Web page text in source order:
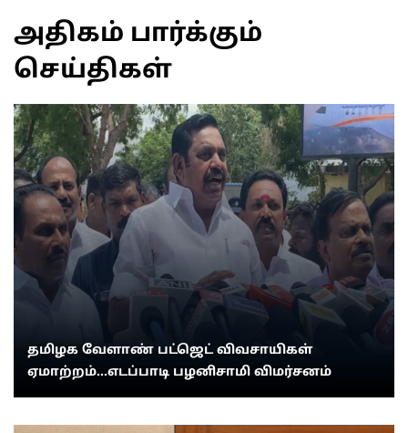
அதிகம் பார்க்கும்
செய்திகள்
தமிழக வேளாண் பட்ஜெட் விவசாயிகள்
ஏமாற்றம்...எடப்பாடி பழனிசாமி விமர்சனம்